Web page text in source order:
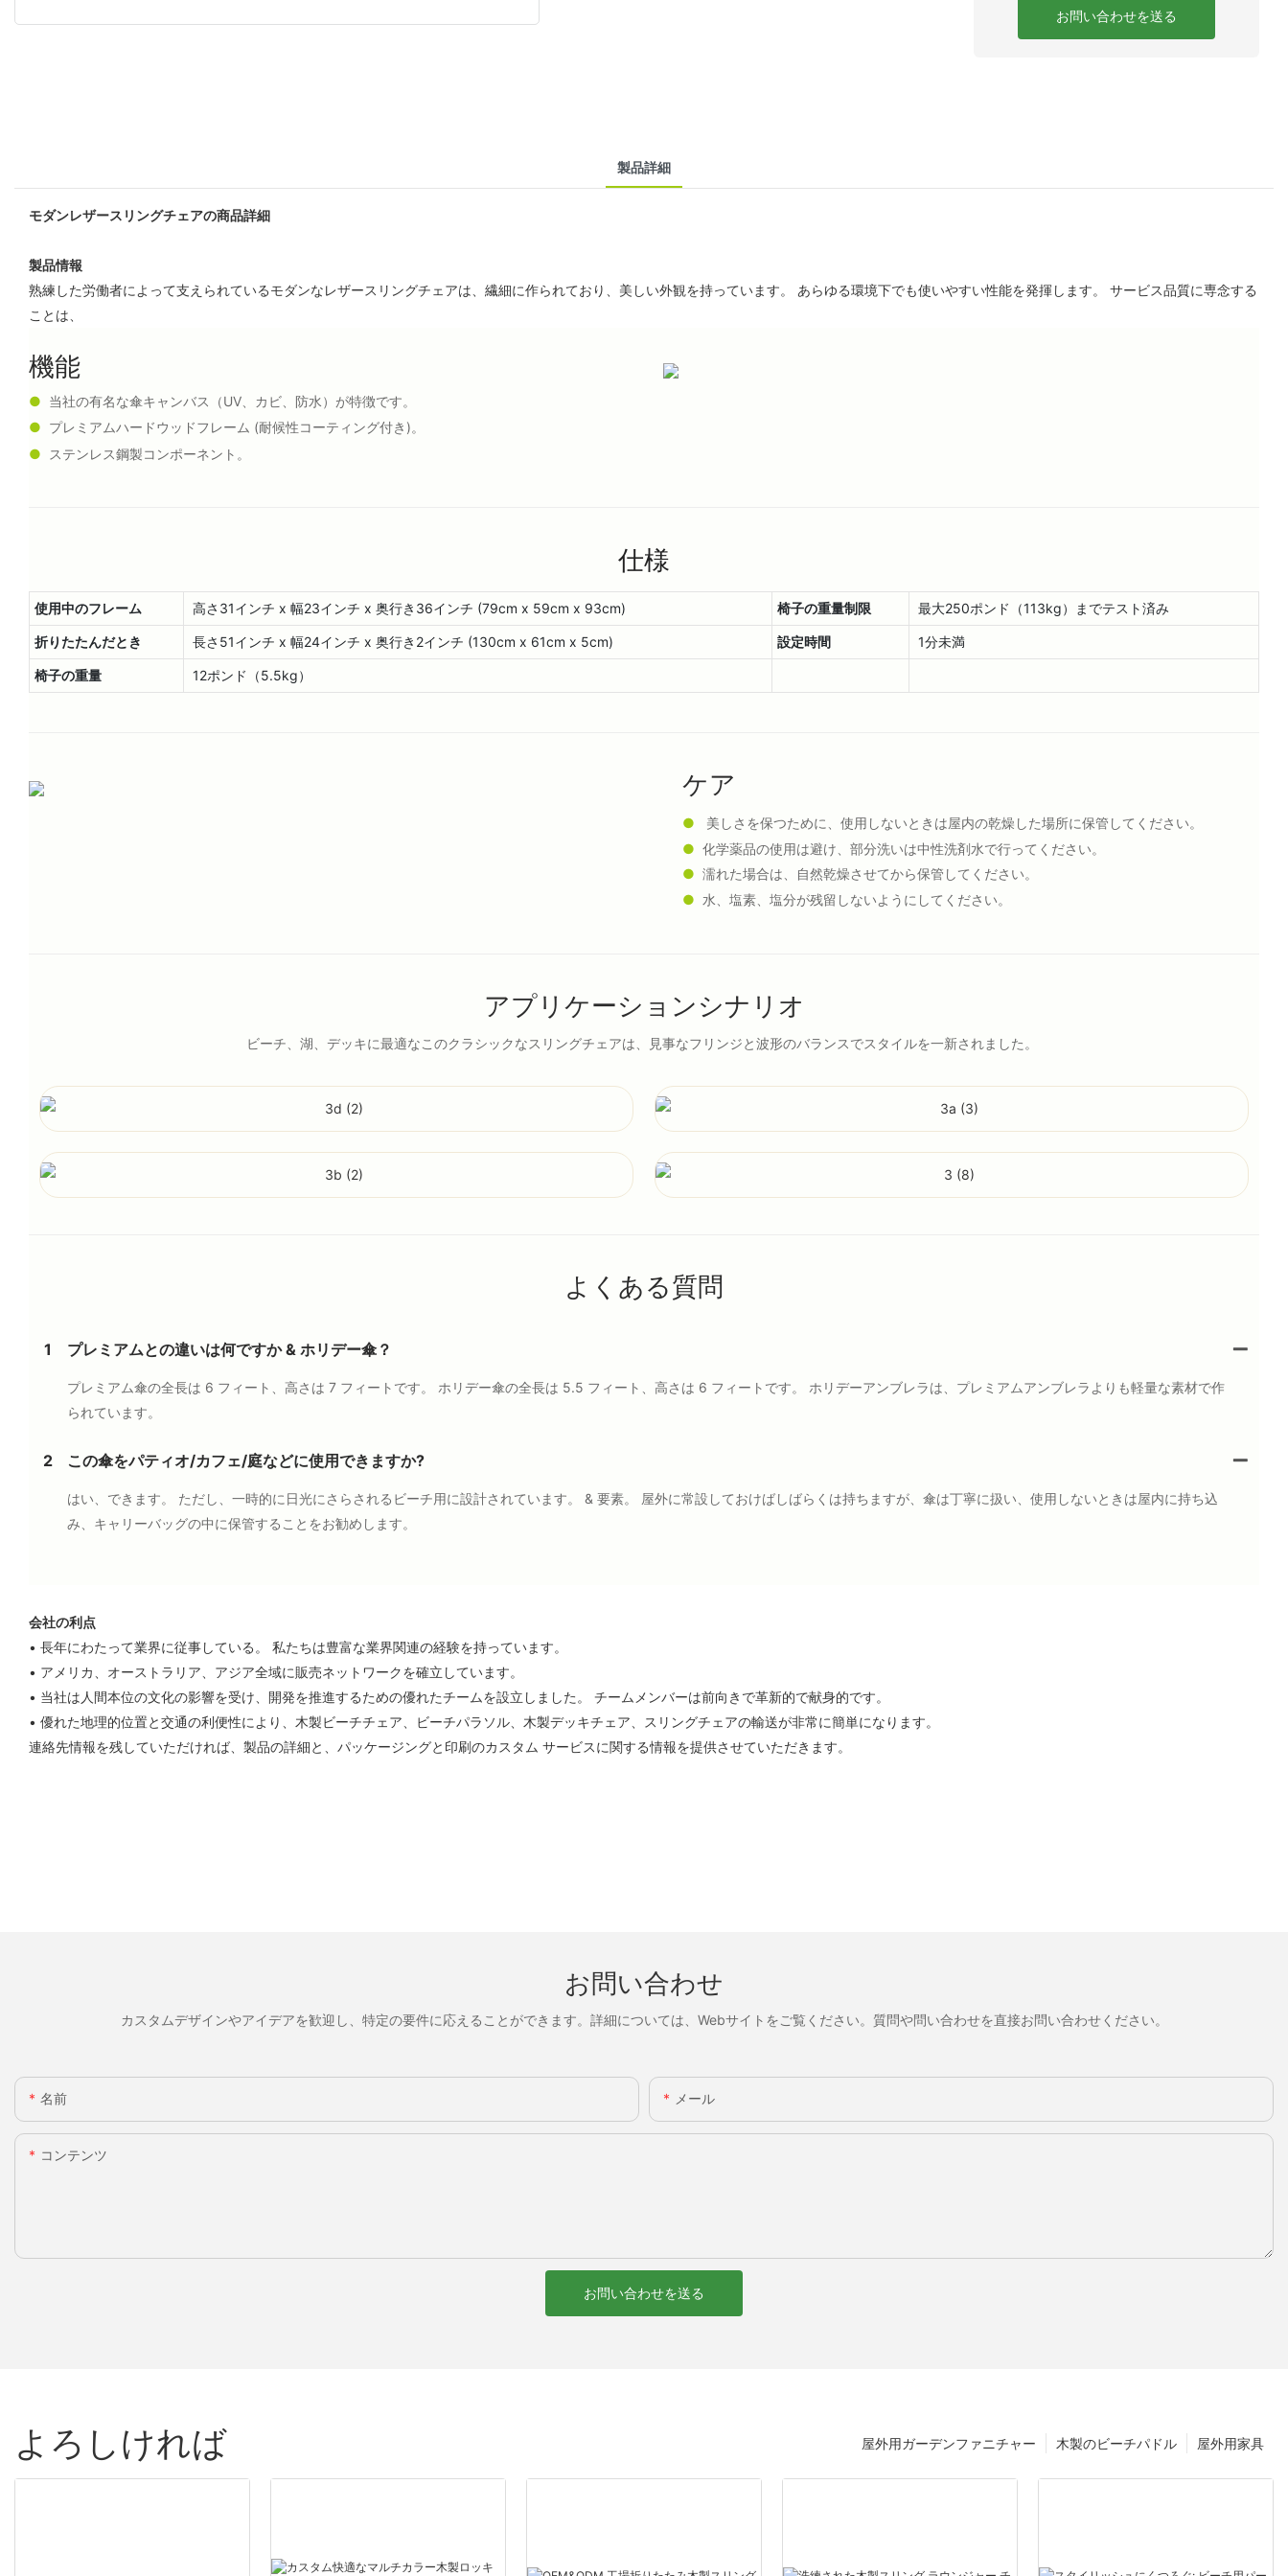
お問い合わせを送る
製品詳細
モダンレザースリングチェアの商品詳細
製品情報
熟練した労働者によって支えられているモダンなレザースリングチェアは、繊細に作られており、美しい外観を持っています。 あらゆる環境下でも使いやすい性能を発揮します。 サービス品質に専念する
ことは、
機能
● 当社の有名な傘キャンバス（UV、カビ、防水）が特徴です。
● プレミアムハードウッドフレーム (耐候性コーティング付き)。
●
ステンレス鋼製コンポーネント。
仕様
使用中のフレーム 高さ31インチ x 幅23インチ x 奥行き36インチ (79cm x 59cm x 93cm) 椅子の重量制限 最大250ポンド（113kg）までテスト済み
折りたたんだとき 長さ51インチ x 幅24インチ x 奥行き2インチ (130cm x 61cm x 5cm) 設定時間 1分未満
椅子の重量 12ポンド（5.5kg）
ケア
●
美しさを保つために、使用しないときは屋内の乾燥した場所に保管してください。
●化学薬品の使用は避け、部分洗いは中性洗剤水で行ってください。
●濡れた場合は、自然乾燥させてから保管してください。
● 水、塩素、塩分が残留しないようにしてください。
アプリケーションシナリオ
ビーチ、湖、デッキに最適なこのクラシックなスリングチェアは、見事なフリンジと波形のバランスでスタイルを一新されました。
よくある質問
1 プレミアムとの違いは何ですか & ホリデー傘？
プレミアム傘の全長は 6 フィート、高さは 7 フィートです。 ホリデー傘の全長は 5.5 フィート、高さは 6 フィートです。 ホリデーアンブレラは、プレミアムアンブレラよりも軽量な素材で作
られています。
2 この傘をパティオ/カフェ/庭などに使用できますか?
はい、できます。 ただし、一時的に日光にさらされるビーチ用に設計されています。 & 要素。 屋外に常設しておけばしばらくは持ちますが、傘は丁寧に扱い、使用しないときは屋内に持ち込
み、キャリーバッグの中に保管することをお勧めします。
会社の利点
• 長年にわたって業界に従事している。 私たちは豊富な業界関連の経験を持っています。
• アメリカ、オーストラリア、アジア全域に販売ネットワークを確立しています。
• 当社は人間本位の文化の影響を受け、開発を推進するための優れたチームを設立しました。 チームメンバーは前向きで革新的で献身的です。
• 優れた地理的位置と交通の利便性により、木製ビーチチェア、ビーチパラソル、木製デッキチェア、スリングチェアの輸送が非常に簡単になります。
連絡先情報を残していただければ、製品の詳細と、パッケージングと印刷のカスタム サービスに関する情報を提供させていただきます。
お問い合わせ
カスタムデザインやアイデアを歓迎し、特定の要件に応えることができます。詳細については、Webサイトをご覧ください。質問や問い合わせを直接お問い合わせください。
名前 メール
コンテンツ
お問い合わせを送る
よろしければ 屋外用家具
木製のビーチパドル
屋外用ガーデンファニチャー